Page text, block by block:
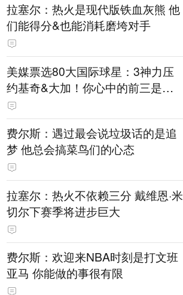
拉塞尔：热火是现代版铁血灰熊 他
们能得分&也能消耗磨垮对手
美媒票选80大国际球星：3神力压
约基奇&大加！你心中的前三是
谁？
费尔斯：遇过最会说垃圾话的是追
梦 他总会搞菜鸟们的心态
拉塞尔：热火不依赖三分 戴维恩·米
切尔下赛季将进步巨大
费尔斯：欢迎来NBA时刻是打文班
亚马 你能做的事很有限